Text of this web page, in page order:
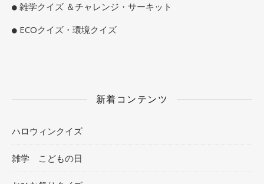
雑学クイズ ＆チャレンジ・サーキット
ECOクイズ・環境クイズ
新着コンテンツ
ハロウィンクイズ
雑学 こどもの日